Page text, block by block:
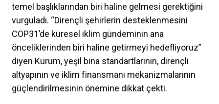
temel başlıklarından biri haline gelmesi gerektiğini
vurguladı. “Dirençli şehirlerin desteklenmesini
COP31’de küresel iklim gündeminin ana
önceliklerinden biri haline getirmeyi hedefliyoruz”
diyen Kurum, yeşil bina standartlarının, dirençli
altyapının ve iklim finansmanı mekanizmalarının
güçlendirilmesinin önemine dikkat çekti.